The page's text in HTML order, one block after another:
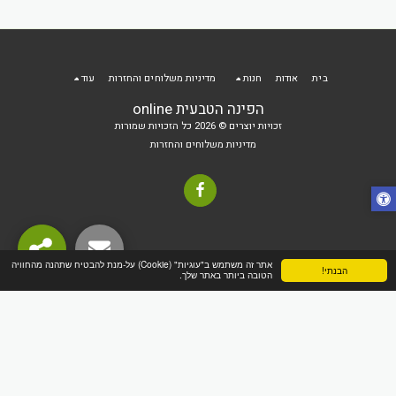
הבנתי!
אתר זה משתמש ב"עוגיות" (Cookie) על-מנת להבטיח שתהנה מהחוויה
הטובה ביותר באתר שלך.
הפינה הטבעית online
זכויות יוצרים © 2026 כל הזכויות שמורות
מדיניות משלוחים והחזרות
בית אודות חנות מדיניות משלוחים והחזרות עוד